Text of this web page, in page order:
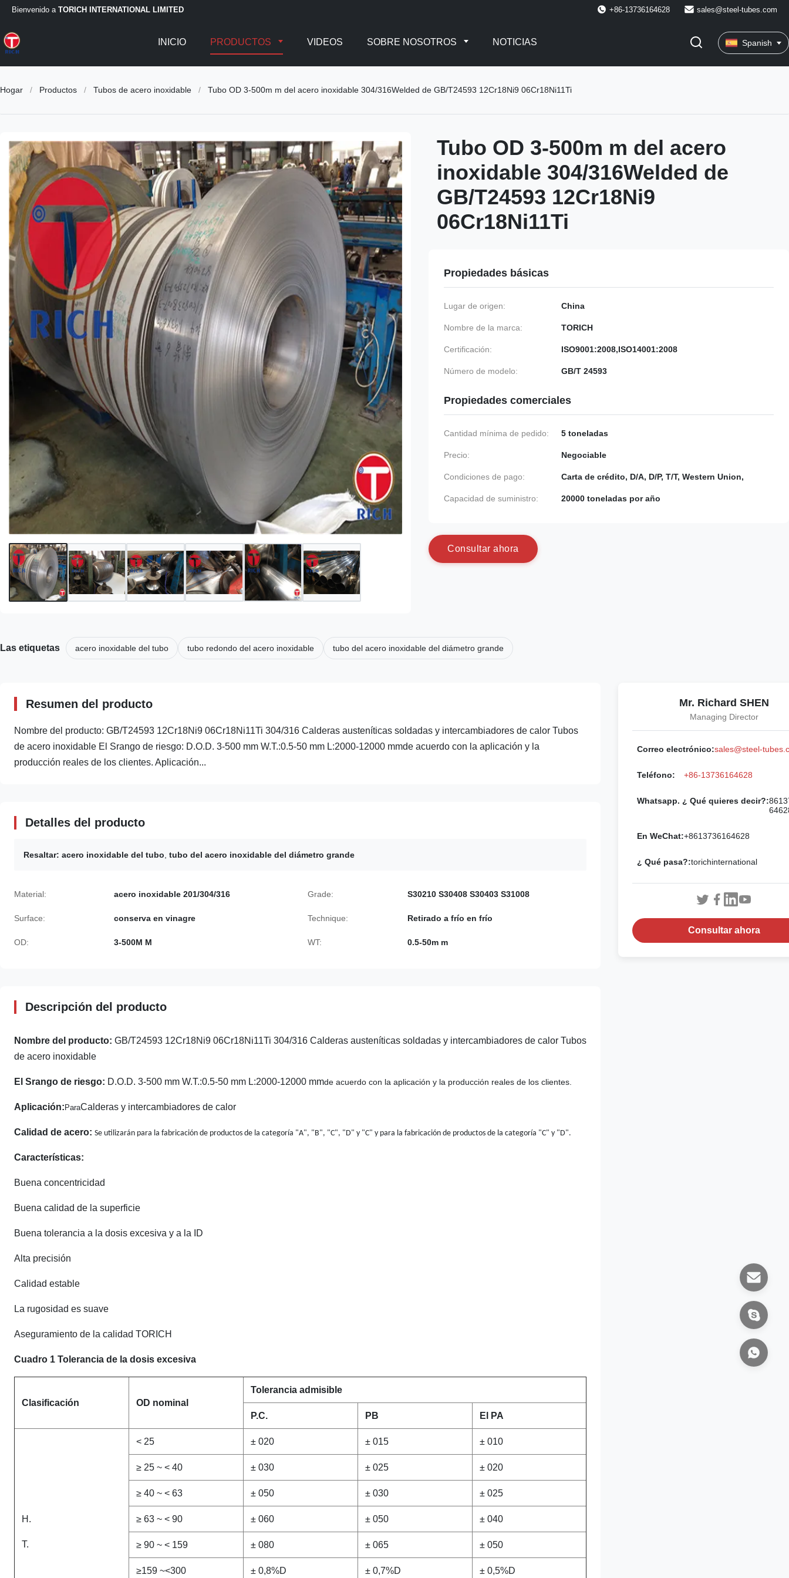
Bienvenido a TORICH INTERNATIONAL LIMITED +86-13736164628 sales@steel-tubes.com
INICIO PRODUCTOS VIDEOS SOBRE NOSOTROS NOTICIAS Spanish
Hogar / Productos / Tubos de acero inoxidable / Tubo OD 3-500m m del acero inoxidable 304/316Welded de GB/T24593 12Cr18Ni9 06Cr18Ni11Ti
Tubo OD 3-500m m del acero
inoxidable 304/316Welded de
GB/T24593 12Cr18Ni9
06Cr18Ni11Ti
Propiedades básicas
Lugar de origen: China
Nombre de la marca: TORICH
Certificación: ISO9001:2008,ISO14001:2008
Número de modelo: GB/T 24593
Propiedades comerciales
Cantidad mínima de pedido: 5 toneladas
Precio: Negociable
Condiciones de pago: Carta de crédito, D/A, D/P, T/T, Western Union,
Capacidad de suministro: 20000 toneladas por año
Consu tar a hora
Las etiquetas acero inoxidable del tubo tubo redondo del acero inoxidable tubo del acero inoxidable del diámetro grande
Resumen del producto
Nombre del producto: GB/T24593 12Cr18Ni9 06Cr18Ni11Ti 304/316 Calderas austeníticas soldadas y intercambiadores de calor Tubos
de acero inoxidable El Srango de riesgo: D.O.D. 3-500 mm W.T.:0.5-50 mm L:2000-12000 mmde acuerdo con la aplicación y la
producción reales de los clientes. Aplicación...
Detalles del producto
Resaltar: acero inoxidable del tubo tubo del acero inoxidable del diámetro grande
Material: acero inoxidable 201/304/316 Grade: S30210 S30408 S30403 S31008
Surface: conserva en vinagre Technique: Retirado a frío en frío
OD: 3-500M M WT: 0.5-50m m
Descripción del producto
Nombre del producto: GB/T24593 12Cr18Ni9 06Cr18Ni11Ti 304/316 Calderas austeníticas soldadas y intercambiadores de calor Tubos
de acero inoxidable
El Srango de riesgo: D.O.D. 3-500 mm W.T.:0.5-50 mm L:2000-12000 mmde acuerdo con la aplicación y la producción reales de los clientes.
Aplicación: ParaCalderas y intercambiadores de calor
Calidad de acero: Se utilizarán para la fabricación de productos de la categoría "A", "B", "C", "D" y "C" y para la fabricación de productos de la categoría "C" y "D".
Características:
Buena concentricidad
Buena calidad de la superficie
Buena tolerancia a la dosis excesiva y a la ID
Alta precisión
Calidad estable
La rugosidad es suave
Aseguramiento de la calidad TORICH
Cuadro 1 Tolerancia de la dosis excesiva
Clasificación OD nominal
Tolerancia admisible
P.C. PB El PA
H.
T.
< 25 ± 020 ± 015 ± 010
≥ 25 ~ < 40 ± 030 ± 025 ± 020
≥ 40 ~ < 63 ± 050 ± 030 ± 025
≥ 63 ~ < 90 ± 060 ± 050 ± 040
≥ 90 ~ < 159 ± 080 ± 065 ± 050
≥159 ~<300 ± 0,8%D ± 0,7%D ± 0,5%D
Mr. Richard SHEN
Managing Director
Correo electrónico:sales@steel-
Teléfono: +86-13736164628
Whatsapp. ¿ Qué quieres decir?:
En WeChat:+8613736164628
¿ Qué pasa?:torichinternational
Consultar ahora